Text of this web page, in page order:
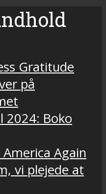
Gratitude
på
2024: Boko
Again
vi plejede at